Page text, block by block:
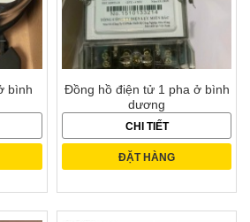
bình
Đồng hồ điện tử 1 pha ở bình
dương
CHI TIẾT
ĐẶT HÀNG